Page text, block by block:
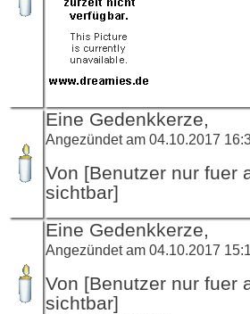
Eine Gedenkkerze,
Angezündet am 04.10.2017
Von [Benutzer nur fuer
sichtbar]
Eine Gedenkkerze,
Angezündet am 04.10.2017
Von [Benutzer nur fuer
sichtbar]